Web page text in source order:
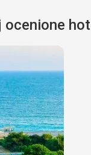
ocenione